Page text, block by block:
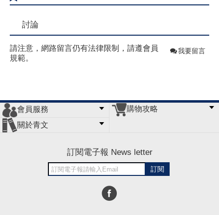
討論
請注意，網路留言仍有法律限制，請遵會員
規範。
我要留言
會員服務
會員辦法
客服信箱
隱私條款
網站導覽
購物攻略
關於青文
訂閱電子報 News letter
訂閱